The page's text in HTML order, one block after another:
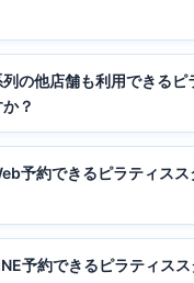
の他店舗も利用できるピ
？
予約できるピラティスス
予約できるピラティス